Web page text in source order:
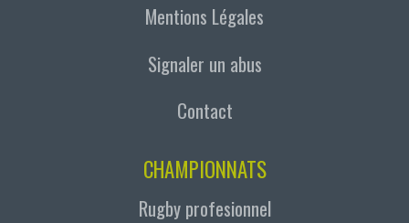
Mentions Légales
Signaler un abus
Contact
CHAMPIONNATS
Rugby profesionnel